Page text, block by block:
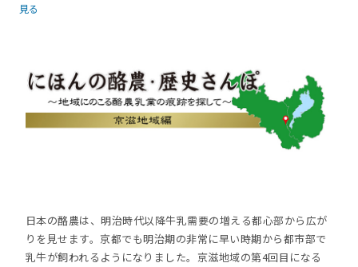
見る
日本の酪農は、明治時代以降牛乳需要の増える都心部から広が
りを見せます。京都でも明治期の非常に早い時期から都市部で
乳牛が飼われるようになりました。京滋地域の第4回目になる